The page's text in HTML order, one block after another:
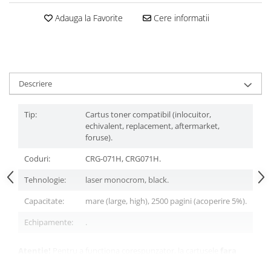
Adauga la Favorite Cere informatii
Descriere
Tip:
Cartus toner compatibil (inlocuitor,
echivalent, replacement, aftermarket,
foruse).
Coduri:
CRG-071H, CRG071H.
Tehnologie:
laser monocrom, black.
Capacitate:
mare (large, high), 2500 pagini (acoperire 5%).
Echipamente:
.